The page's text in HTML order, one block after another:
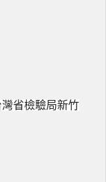
省檢驗局新竹